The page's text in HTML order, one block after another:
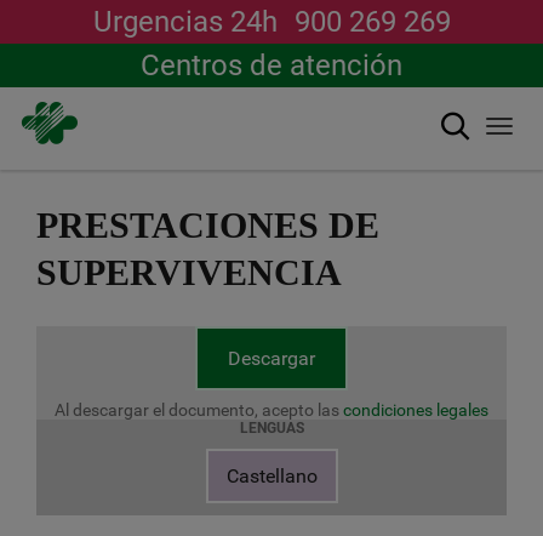
contenido
Urgencias 24h 900 269 269
Centros de atención
Buscar
PRESTACIONES DE
SUPERVIVENCIA
Descargar
Al descargar el documento, acepto lascondiciones legales
LENGUAS
Castellano